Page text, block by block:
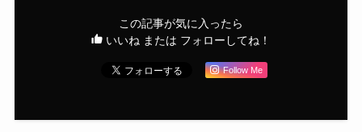
この記事が気に入ったら
いいね または フォローしてね！
Follow Me